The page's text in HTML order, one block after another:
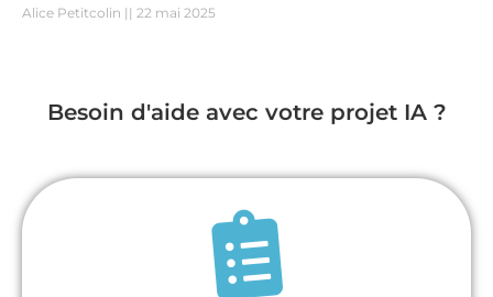
Alice Petitcolin 22 mai 2025
Besoin d'aide avec votre projet IA ?